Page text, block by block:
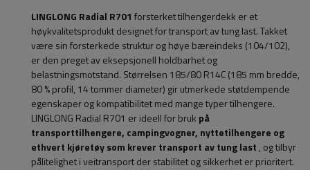
LINGLONG Radial R701 forsterket tilhengerdekk er et
høykvalitetsprodukt designet for transport av tung last. Takket
være sin forsterkede struktur og høye bæreindeks (104/102),
er den preget av eksepsjonell holdbarhet og
belastningsmotstand. Størrelsen 185/80 R14C (185 mm bredde,
80 % profil, 14 tommer diameter) gir utmerkede støtdempende
egenskaper og kompatibilitet med mange typer tilhengere.
LINGLONG Radial R701 er ideell for bruk på
transporttilhengere, campingvogner, nyttetilhengere og
ethvert kjøretøy som krever transport av tung last, og tilbyr
pålitelighet i veitransport der stabilitet og sikkerhet er prioritert.